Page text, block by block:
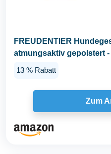
FREUDENTIER
atmungsaktiv gepolstert
13 % Rabatt
Zum